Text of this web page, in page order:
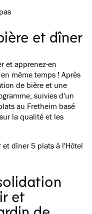
et dîner
et apprenez-en
même temps ! Après
de bière et une
suivies d'un
au Fretheim basé
la qualité et les
dîner 5 plats à l'Hôtel
et